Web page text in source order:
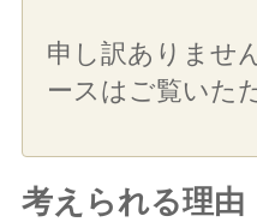
申し訳ありませ
ースはご覧いた
考えられる理由